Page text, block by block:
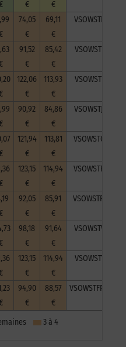
€
€
74,05
€
69,11
€
91,52
€
85,42
€
122,06
€
113,93
€
90,92
€
84,86
€
121,94
€
113,81
€
123,15
€
114,94
€
92,05
€
85,91
€
98,18
€
91,64
€
123,15
€
114,94
€
94,90
€
88,57
€
3 à 4